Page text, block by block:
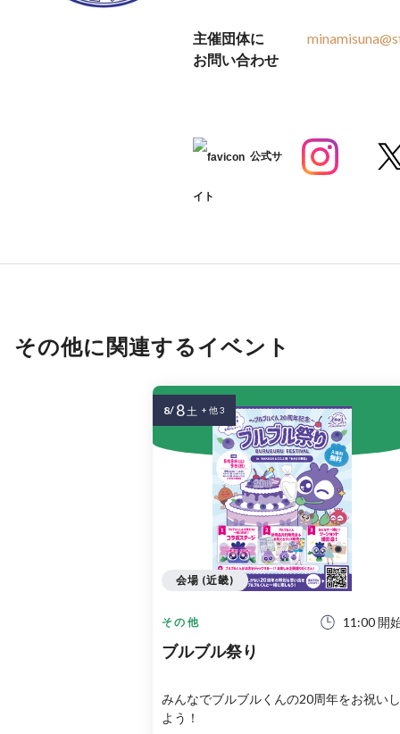
主催団体に
お問い合わせ
公式サ
イト
その他に関連するイベント
その他 11:00 開
ブルブル祭り
みんなでブルブルくんの20周年をお祝いし
よう！
会場 (近畿)
8/ 8土 + 他 3